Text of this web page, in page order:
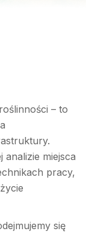
– to
analizie miejsca
pracy,
się